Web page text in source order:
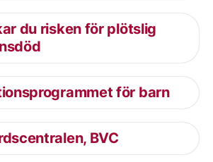
du risken för plötslig
för barn
BVC